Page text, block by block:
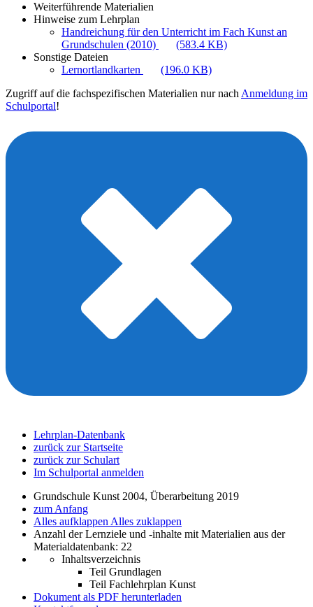
Weiterführende Materialien
Hinweise zum Lehrplan
Handreichung für den Unterricht im Fach Kunst an
Grundschulen (2010)
(583.4 KB)
Sonstige Dateien
Lernortlandkarten
(196.0 KB)
Zugriff auf die fachspezifischen Materialien nur nach Anmeldung im
Schulportal!
Lehrplan-Datenbank
zurück zur Startseite
zurück zur Schulart
Im Schulportal anmelden
Grundschule Kunst 2004, Überarbeitung 2019
zum Anfang
Alles aufklappen Alles zuklappen
Anzahl der Lernziele und -inhalte mit Materialien aus der
Materialdatenbank: 22
Inhaltsverzeichnis
Teil Grundlagen
Teil Fachlehrplan Kunst
Dokument als PDF herunterladen